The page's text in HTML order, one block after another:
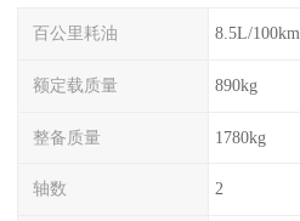
百公里耗油 8.5L/100km
额定载质量 890kg
整备质量 1780kg
轴数 2